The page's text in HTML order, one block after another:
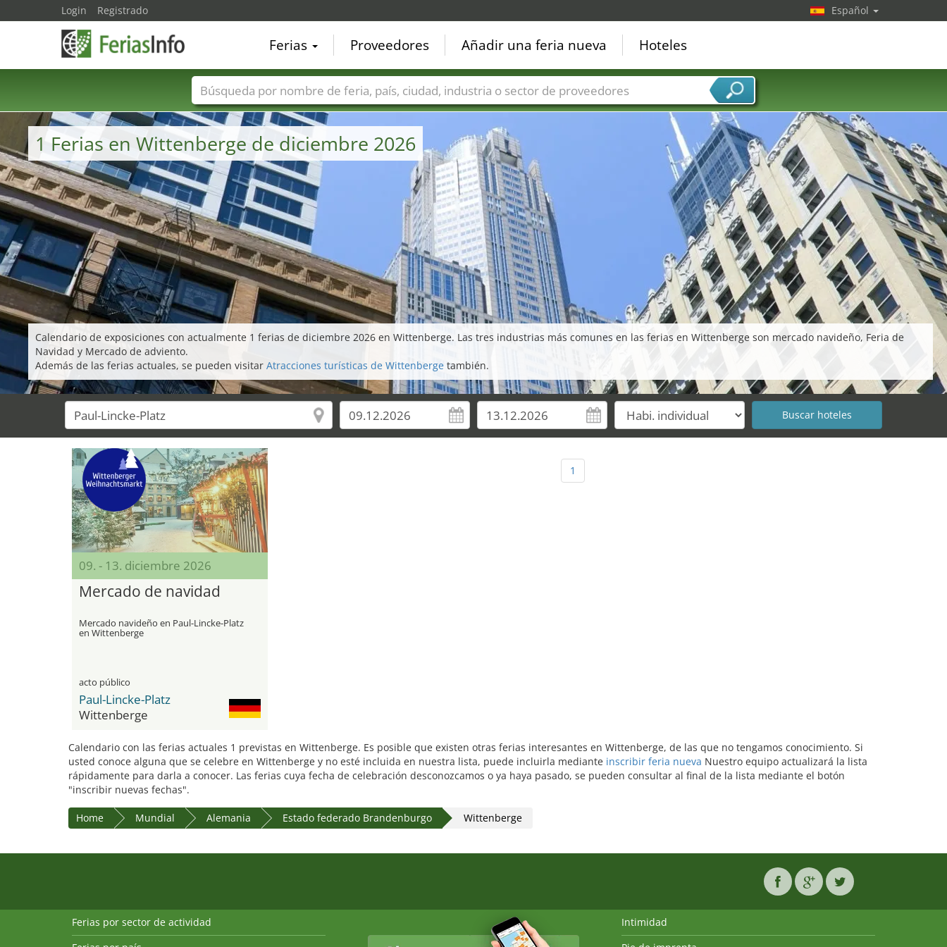
1 Ferias en Wittenberge de diciembre 2026
Calendario de exposiciones con actualmente 1 ferias de diciembre 2026 en Wittenberge. Las tres industrias más comunes en las ferias en Wittenberge son mercado navideño, Feria de
Navidad y Mercado de adviento.
Además de las ferias actuales, se pueden visitar Atracciones turísticas de Wittenberge también.
09. - 13. diciembre 2026
Mercado de navidad
Mercado navideño en Paul-Lincke-Platz
en Wittenberge
acto público
Paul-Lincke-Platz
Wittenberge
1
Calendario con las ferias actuales 1 previstas en Wittenberge. Es posible que existen otras ferias interesantes en Wittenberge, de las que no tengamos conocimiento. Si
usted conoce alguna que se celebre en Wittenberge y no esté incluida en nuestra lista, puede incluirla mediante inscribir feria nueva Nuestro equipo actualizará la lista
rápidamente para darla a conocer. Las ferias cuya fecha de celebración desconozcamos o ya haya pasado, se pueden consultar al final de la lista mediante el botón
"inscribir nuevas fechas".
Home Mundial Alemania Estado federado Brandenburgo Wittenberge
Login Registrado Español
Ferias Proveedores Añadir una feria nueva Hoteles
Nombres de ferias Países Ciudades Sectores de ferias Sectores de proveedor de servicios
Ferias por sector de actividad
Intimidad